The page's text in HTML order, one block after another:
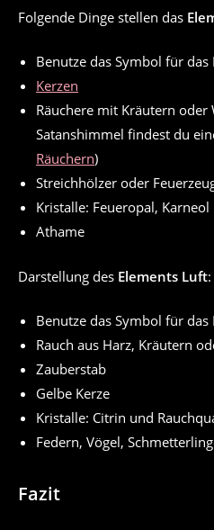
Folgende Dinge stellen das
Benutze das Symbol für das
Kerzen
Räuchere mit Kräutern oder
Satanshimmel findest du
Räuchern)
Streichhölzer oder
Kristalle: Feueropal, Karneol
Athame
Darstellung des Elements Luft:
Benutze das Symbol für das
Rauch aus Harz, Kräutern
Zauberstab
Gelbe Kerze
Kristalle: Citrin und
Federn, Vögel,
Fazit